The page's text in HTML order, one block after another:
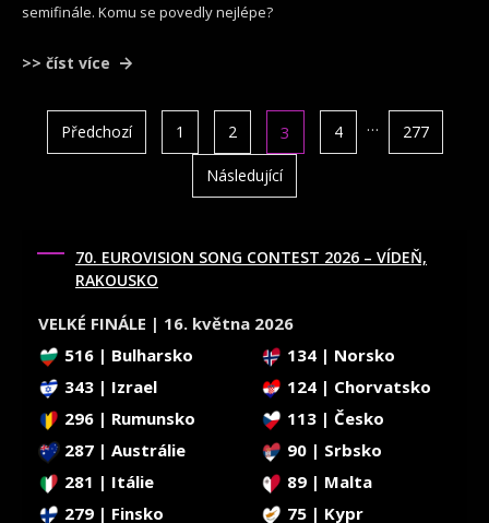
semifinále. Komu se povedly nejlépe?
>> číst více
STRÁNKOVÁNÍ
Předchozí 1 2 3 4 … 277
Následující
70. EUROVISION SONG CONTEST 2026 – VÍDEŇ,
RAKOUSKO
VELKÉ FINÁLE | 16. května 2026
516 | Bulharsko
134 | Norsko
343 | Izrael
124 | Chorvatsko
296 | Rumunsko
113 | Česko
287 | Austrálie
90 | Srbsko
281 | Itálie
89 | Malta
279 | Finsko
75 | Kypr